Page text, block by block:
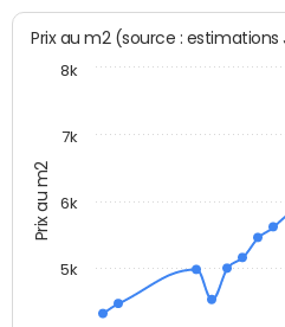
Prix au m2
Prix au m2 (source :
5k
6k
7k
8k